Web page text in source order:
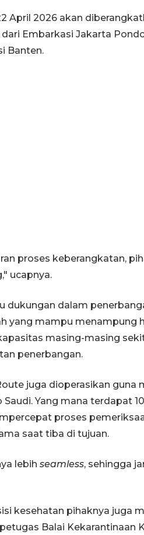
April 2026 akan
Embarkasi Jakarta
Banten.
proses keberangkatan,
ucapnya.
dukungan dalam
yang mampu menampung
masing-masing
penerbangan.
juga dioperasikan guna
Yang mana terdapat
proses
saat tiba di tujuan.
lebih seamless, sehingga
kesehatan pihaknya juga
Balai Kekarantinaan